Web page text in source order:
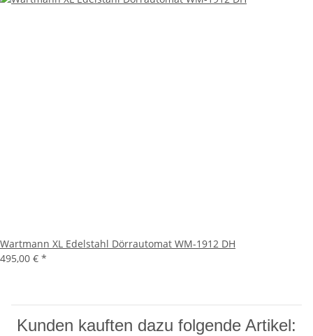
Wartmann XL Edelstahl Dörrautomat WM-1912 DH
495,00 € *
Kunden kauften dazu folgende Artikel: